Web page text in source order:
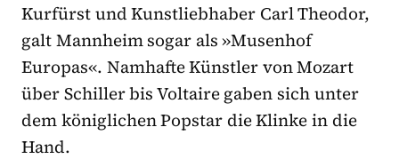
Kurfürst und Kunstliebhaber Carl Theodor,
galt Mannheim sogar als »Musenhof
Europas«. Namhafte Künstler von Mozart
über Schiller bis Voltaire gaben sich unter
dem königlichen Popstar die Klinke in die
Hand.